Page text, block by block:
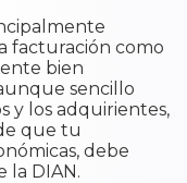
facturación como
bien
sencillo
y los adquirientes,
que tu
debe
la DIAN.